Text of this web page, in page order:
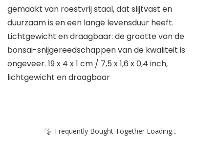
gemaakt van roestvrij staal, dat slijtvast en
duurzaam is en een lange levensduur heeft.
Lichtgewicht en draagbaar: de grootte van de
bonsai-snijgereedschappen van de kwaliteit is
ongeveer. 19 x 4 x 1 cm / 7,5 x 1,6 x 0,4 inch,
lichtgewicht en draagbaar
Frequently Bought Together Loading...